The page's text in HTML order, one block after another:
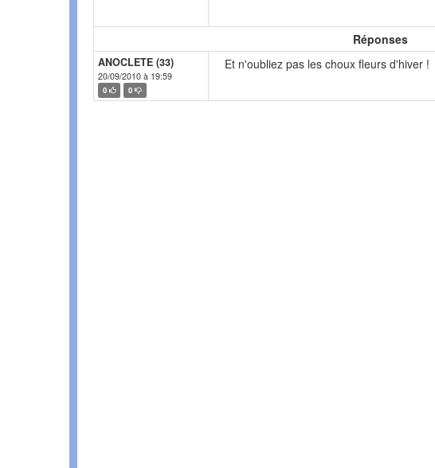
Réponses
ANOCLETE (33)
20/09/2010 à 19:59
0 0
Et n'oubliez pas les choux fleurs d'hiver !